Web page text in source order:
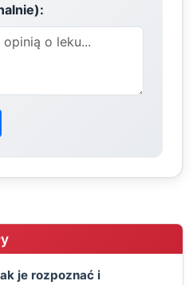
je rozpoznać i